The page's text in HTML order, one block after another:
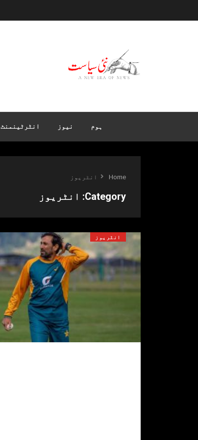
ہوم نیوز انٹرٹینمنٹ
Home انٹریوز
Category: انٹریوز
انٹریوز